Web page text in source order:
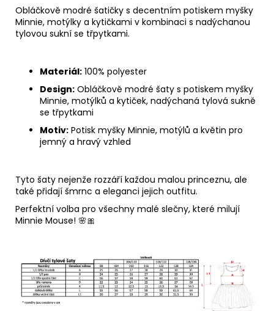
Obláčkově modré šatičky s decentním potiskem myšky
Minnie, motýlky a kytičkami v kombinaci s nadýchanou
tylovou sukní se třpytkami.
Materiál: 100% polyester
Design: Obláčkově modré šaty s potiskem myšky
Minnie, motýlků a kytiček, nadýchaná tylová sukně
se třpytkami
Motiv: Potisk myšky Minnie, motýlů a květin pro
jemný a hravý vzhled
Tyto šaty nejenže rozzáří každou malou princeznu, ale
také přidají šmrnc a eleganci jejich outfitu.
Perfektní volba pro všechny malé slečny, které milují
Minnie Mouse! 🌸🎀